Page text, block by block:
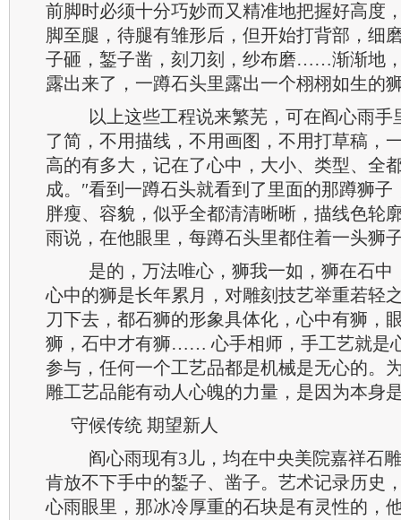
前脚时必须十分巧妙而又精准地把握好高度
脚至腿，待腿有雏形后，但开始打背部，细
子砸，錾子凿，刻刀刻，纱布磨……渐渐地
露出来了，一蹲石头里露出一个栩栩如生
以上这些工程说来繁芜，可在阎心雨手
了简，不用描线，不用画图，不用打草稿，
高的有多大，记在了心中，大小、类型、全
成。″看到一蹲石头就看到了里面的那蹲狮
胖瘦、容貌，似乎全都清清晰晰，描线色轮
雨说，在他眼里，每蹲石头里都住着一头
是的，万法唯心，狮我一如，狮在石中
心中的狮是长年累月，对雕刻技艺举重若轻
刀下去，都石狮的形象具体化，心中有狮，
狮，石中才有狮…… 心手相师，手工艺就是
参与，任何一个工艺品都是机械是无心的。
雕工艺品能有动人心魄的力量，是因为本身
守候传统 期望新人
阎心雨现有3儿，均在中央美院嘉祥石
肯放不下手中的錾子、凿子。艺术记录历史
心雨眼里，那冰冷厚重的石块是有灵性的，